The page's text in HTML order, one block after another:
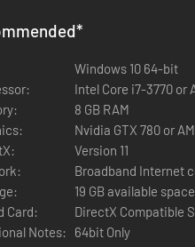
elke keer net iets meer gas
routes in
*
Windows 10 64-bit
Intel Core i7-3770 or
8 GB RAM
Nvidia GTX 780 or
Version 11
Broadband Internet
19 GB available space
Card:
DirectX Compatible
Notes:
64bit Only